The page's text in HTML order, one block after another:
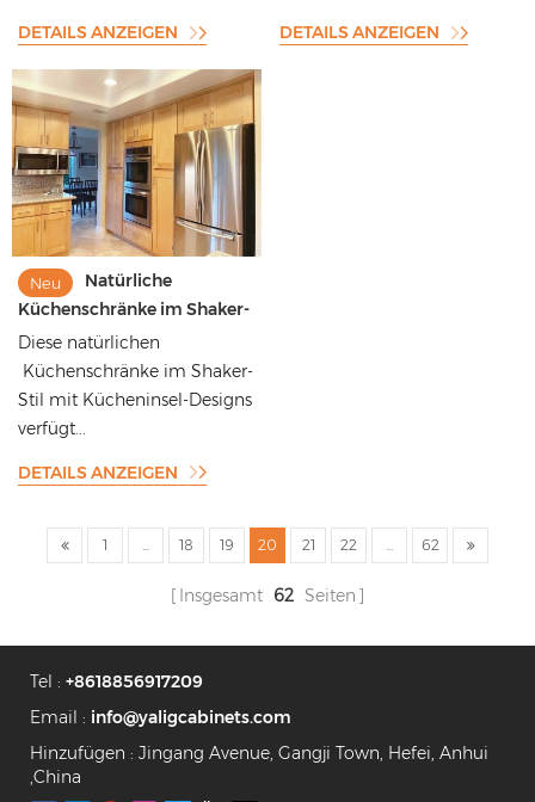
DETAILS ANZEIGEN DETAILS ANZEIGEN
Neu
Natürliche
Küchenschränke im Shaker-
Stil mit goldenen Griffen
Diese natürlichen
Küchenschränke im Shaker-
Stil mit Kücheninsel-Designs
verfügt...
DETAILS ANZEIGEN
1 18 19 20 21 22 62
Insgesamt 62 Seiten
Tel : +8618856917209
Email : info@yaligcabinets.com
Hinzufügen : Jingang Avenue, Gangji Town, Hefei, Anhui
,China